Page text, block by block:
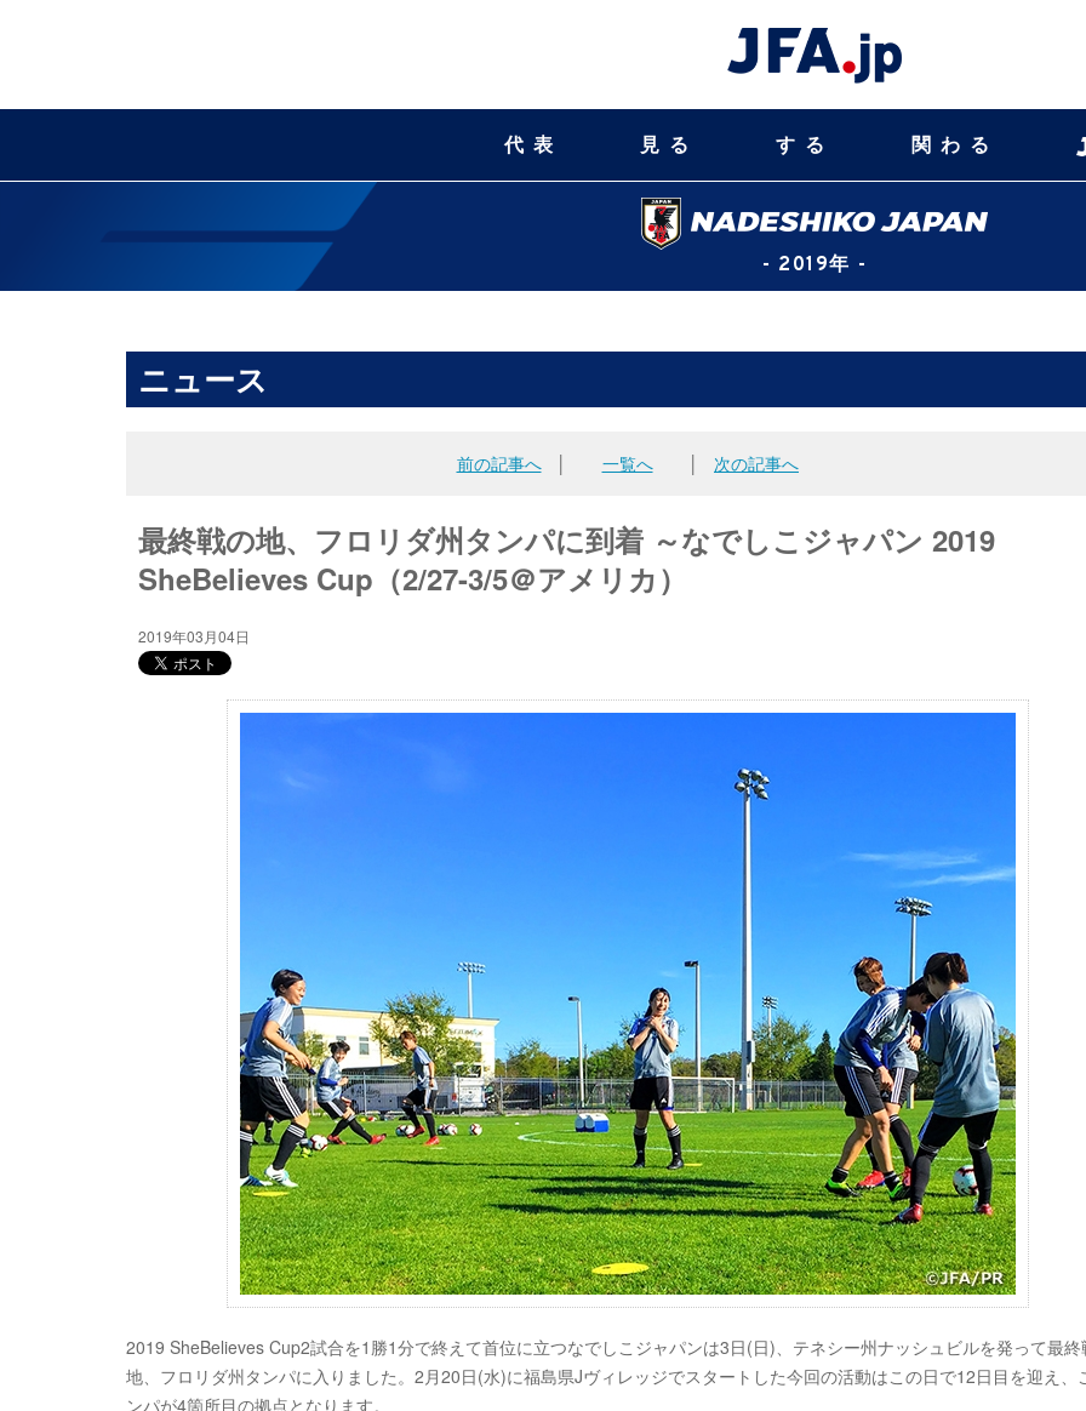
代表 見る する 関わる
- 2019年 -
ニュース
前の記事へ│ 一覧へ 次の記事へ
最終戦の地、フロリダ州タンパに到着 ～なでしこジャパン 2019
SheBelieves Cup（2/27-3/5＠アメリカ）
2019年03月04日
2019 SheBelieves Cup2試合を1勝1分で終えて首位に立つなでしこジャパンは3日(日)、テネシー州ナッシュビルを発って最終
地、フロリダ州タンパに入りました。2月20日(水)に福島県Jヴィレッジでスタートした今回の活動はこの日で12日目を迎え、
ンパが4箇所目の拠点となります。